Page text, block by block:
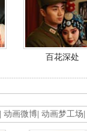
百花深处
动画微博 动画梦工场